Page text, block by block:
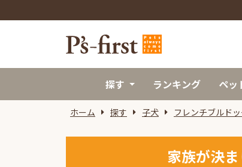
探す ランキング ペッ
ホーム 探す 子犬 フレンチブルド
家族が決